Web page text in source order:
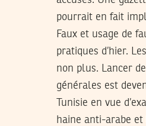
pourrait en fait
Faux et usage de
pratiques d’hier.
non plus. Lancer
générales est
Tunisie en vue
haine anti-arabe et